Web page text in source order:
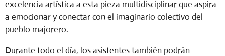
excelencia artística a esta pieza multidisciplinar que aspira
a emocionar y conectar con el imaginario colectivo del
pueblo majorero.
Durante todo el día, los asistentes también podrán